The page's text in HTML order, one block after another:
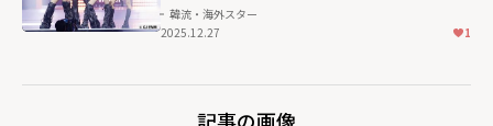
韓流・海外スター
2025.12.27
1